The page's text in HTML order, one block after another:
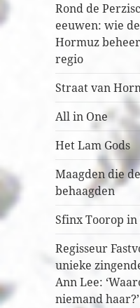
Rond de
eeuwen: wie
Hormuz
regio
Straat van
All in One
Het Lam Gods
Maagden die
behaagden
Sfinx Toorop
Regisseur
unieke
Ann Lee:
niemand haar?’